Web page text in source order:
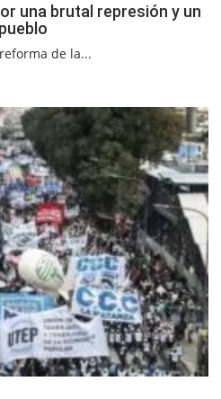
una brutal represión y un
de la...